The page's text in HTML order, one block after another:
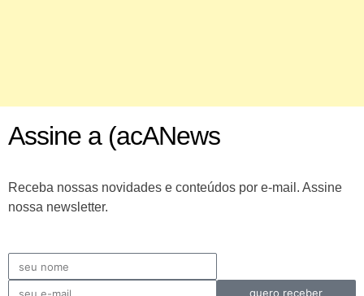
Assine a (acANews
Receba nossas novidades e conteúdos por e-mail. Assine
nossa newsletter.
quero receber